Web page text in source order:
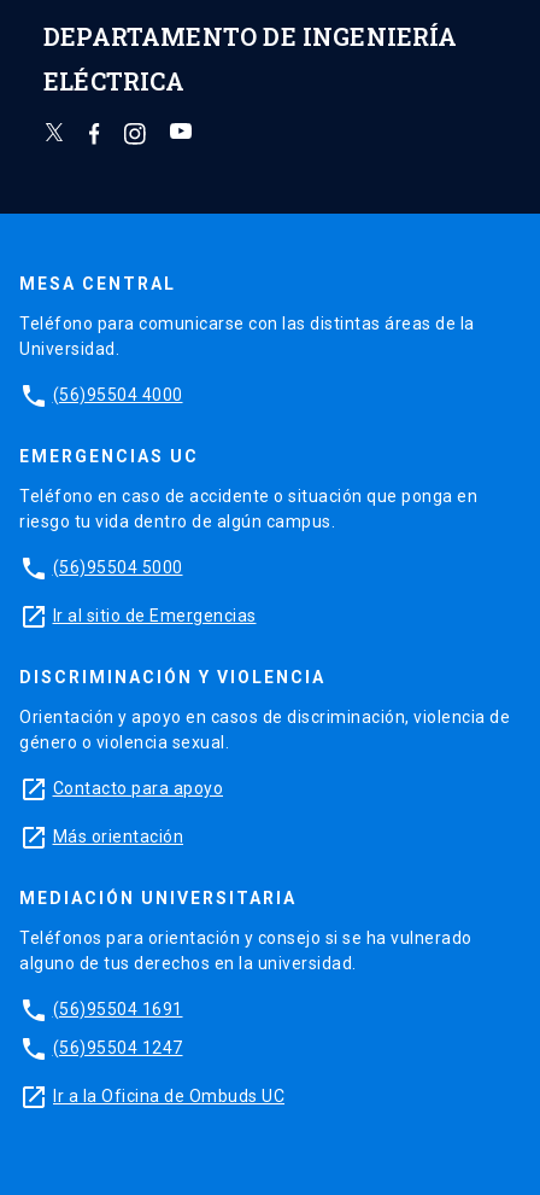
DEPARTAMENTO DE INGENIERÍA
ELÉCTRICA
MESA CENTRAL
Teléfono para comunicarse con las distintas áreas de la
Universidad.
phone (56)95504 4000
EMERGENCIAS UC
Teléfono en caso de accidente o situación que ponga en
riesgo tu vida dentro de algún campus.
phone (56)95504 5000
launch Ir al sitio de Emergencias
DISCRIMINACIÓN Y VIOLENCIA
Orientación y apoyo en casos de discriminación, violencia de
género o violencia sexual.
launch Contacto para apoyo
launch Más orientación
MEDIACIÓN UNIVERSITARIA
Teléfonos para orientación y consejo si se ha vulnerado
alguno de tus derechos en la universidad.
phone (56)95504 1691
phone (56)95504 1247
launch Ir a la Oficina de Ombuds UC